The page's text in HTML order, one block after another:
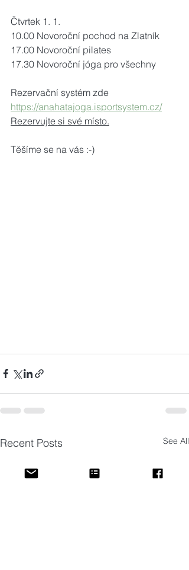
Čtvrtek 1. 1.
10.00 Novoroční pochod na Zlatník
17.00 Novoroční pilates
17.30 Novoroční jóga pro všechny
Rezervační systém zde
https://anahatajoga.isportsystem.cz/
Rezervujte si své místo.
Těšíme se na vás :-)
Recent Posts See All